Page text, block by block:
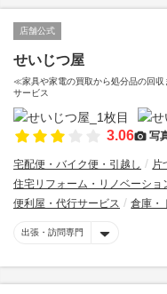
店舗公式
せいじつ屋
≪家具や家電の買取から処分品の回
サービス
3.06 写
宅配便・バイク便・引越し
片
住宅リフォーム・リノベーショ
便利屋・代行サービス
倉庫・
出張・訪問専門